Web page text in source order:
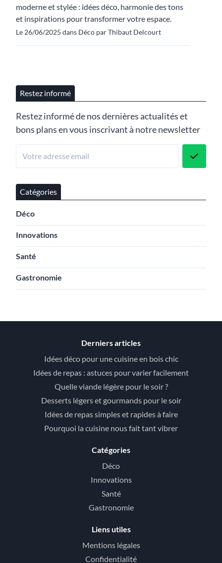
moderne et stylée : idées déco, harmonie des tons
et inspirations pour transformer votre espace.
Le 26/06/2025 dans Déco par Thibaut Delcourt
Restez informé
Restez informé de nos dernières actualités et
bons plans en vous inscrivant à notre newsletter
Catégories
Déco
Innovations
Santé
Gastronomie
Derniers articles
Idées déco pour une cuisine en bois chic
Idées de repas : astuces pour varier facilement
Quelle viande légère pour le soir ?
Desserts légers et gourmands pour le soir
Idées de repas simples et rapides à faire
Pourquoi la cuisine nous fait tant vibrer
Catégories
Déco
Innovations
Santé
Gastronomie
Liens utiles
Mentions légales
Confidentialité